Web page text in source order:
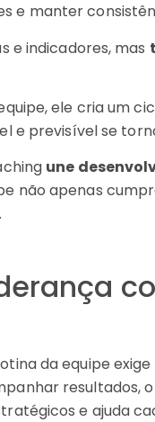
e manter
e indicadores, mas
ele cria um
e previsível se
une
não apenas
da equipe
resultados,
e ajuda